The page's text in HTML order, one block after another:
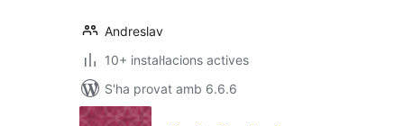
Andreslav
10+ instal·lacions actives
S'ha provat amb 6.6.6